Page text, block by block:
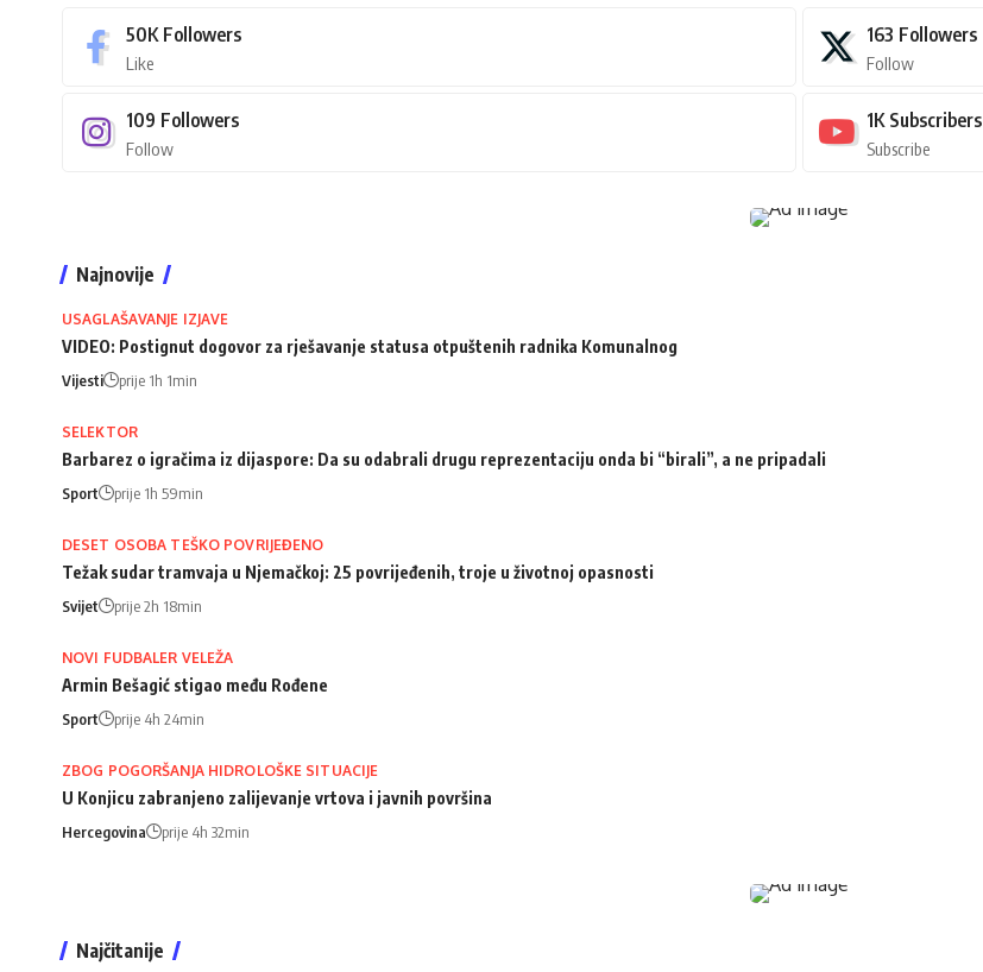
50K Followers
Like
163 Followers
Follow
109 Followers
Follow
1K Subscribers
Subscribe
Najnovije
USAGLAŠAVANJE IZJAVE
VIDEO: Postignut dogovor za rješavanje statusa otpuštenih radnika Komunalnog
Vijesti prije 1h 1min
SELEKTOR
Barbarez o igračima iz dijaspore: Da su odabrali drugu reprezentaciju onda bi “birali”, a ne pripadali
Sport prije 1h 59min
DESET OSOBA TEŠKO POVRIJEĐENO
Težak sudar tramvaja u Njemačkoj: 25 povrijeđenih, troje u životnoj opasnosti
Svijet prije 2h 18min
NOVI FUDBALER VELEŽA
Armin Bešagić stigao među Rođene
Sport prije 4h 24min
ZBOG POGORŠANJA HIDROLOŠKE SITUACIJE
U Konjicu zabranjeno zalijevanje vrtova i javnih površina
Hercegovina prije 4h 32min
Najčitanije